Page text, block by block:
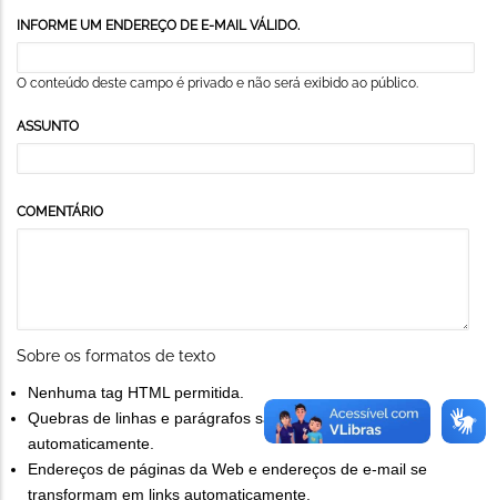
INFORME UM ENDEREÇO DE E-MAIL VÁLIDO.
O conteúdo deste campo é privado e não será exibido ao público.
ASSUNTO
COMENTÁRIO
Sobre os formatos de texto
Nenhuma tag HTML permitida.
Quebras de linhas e parágrafos são gerados
automaticamente.
Endereços de páginas da Web e endereços de e-mail se
transformam em links automaticamente.